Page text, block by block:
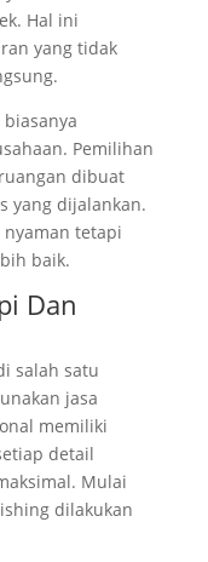
Hal ini
yang tidak
Pemilihan
dibuat
yang dijalankan.
tetapi
baik.
Dan
salah satu
jasa
memiliki
detail
Mulai
dilakukan